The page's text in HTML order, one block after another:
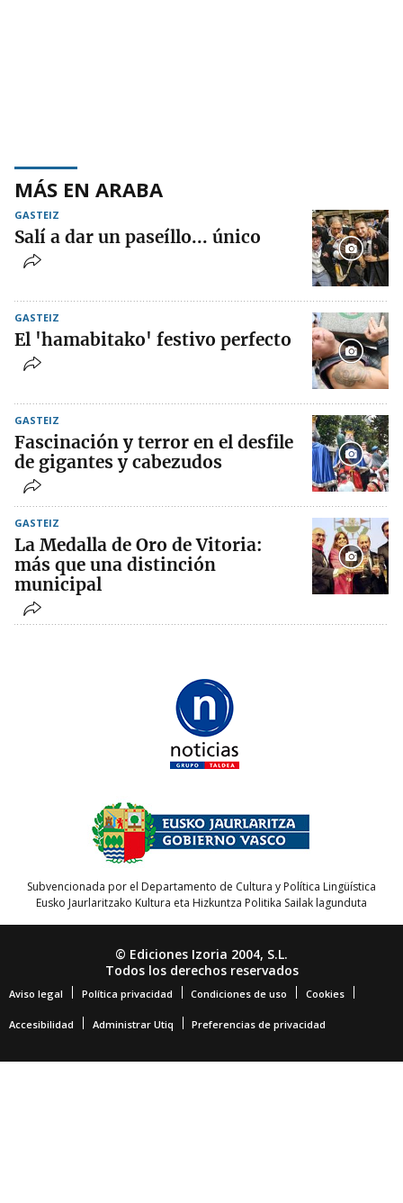
MÁS EN ARABA
GASTEIZ
Salí a dar un paseíllo... único
GASTEIZ
El 'hamabitako' festivo perfecto
GASTEIZ
Fascinación y terror en el desfile
de gigantes y cabezudos
GASTEIZ
La Medalla de Oro de Vitoria:
más que una distinción
municipal
Subvencionada por el Departamento de Cultura y Política Lingüística
Eusko Jaurlaritzako Kultura eta Hizkuntza Politika Sailak lagunduta
© Ediciones Izoria 2004, S.L.
Todos los derechos reservados
Aviso legal Política privacidad Condiciones de uso Cookies
Accesibilidad Administrar Utiq Preferencias de privacidad